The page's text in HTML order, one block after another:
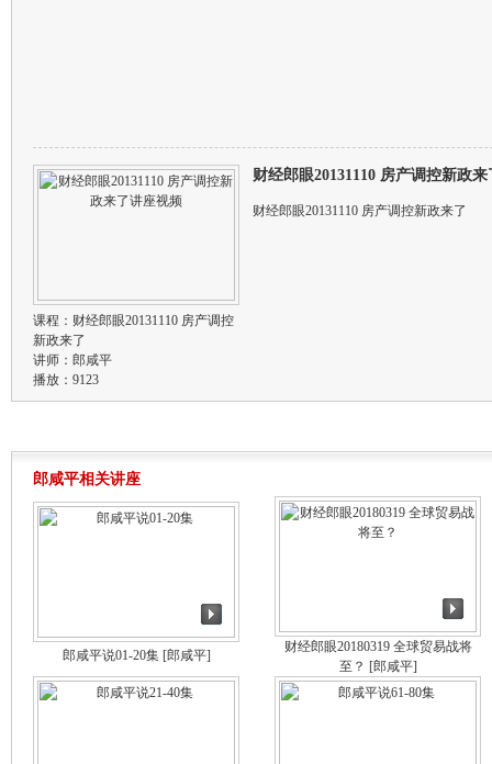
课程： 财经郎眼20131110 房产调控
新政来了
讲师： 郎咸平
播放：9123
财经郎眼20131110 房产调控新政
财经郎眼20131110 房产调控新政来了
郎咸平相关讲座
郎咸平说01-20集[郎咸平]
财经郎眼20180319 全球贸易战将
至？ [郎咸平]